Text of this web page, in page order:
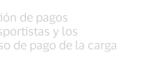
de pagos
y los
de pago de la carga